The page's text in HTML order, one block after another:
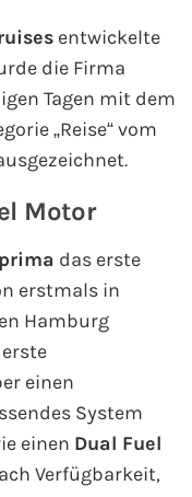
entwickelte
die Firma
Tagen mit dem
„Reise“ vom
Motor
das erste
erstmals in
Hamburg
einen
System
einen Dual Fuel
Verfügbarkeit,